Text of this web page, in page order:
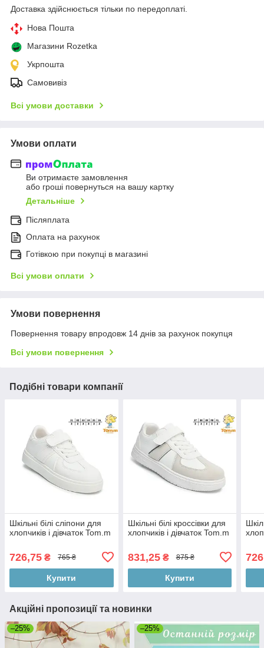
Доставка здійснюється тільки по передоплаті.
Нова Пошта
Магазини Rozetka
Укрпошта
Самовивіз
Всі умови доставки
Умови оплати
Ви отримаєте замовлення
або гроші повернуться на вашу картку
Детальніше
Післяплата
Оплата на рахунок
Готівкою при покупці в магазині
Всі умови оплати
Умови повернення
Повернення товару впродовж 14 днів за рахунок покупця
Всі умови повернення
Подібні товари компанії
Шкільні білі сліпони для
хлопчиків і дівчаток Tom.m
726,75 ₴ 765 ₴
Купити
Шкільні білі кроссівки для
хлопчиків і дівчаток Tom.m
831,25₴ 875 ₴
Купити
Акційні пропозиції та новинки
–25% –25%